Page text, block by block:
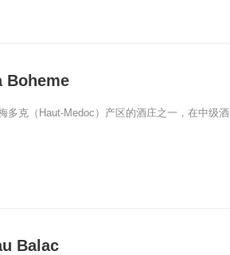
Boheme
多克（Haut-Medoc）产区的酒庄之一，在中级酒
Balac